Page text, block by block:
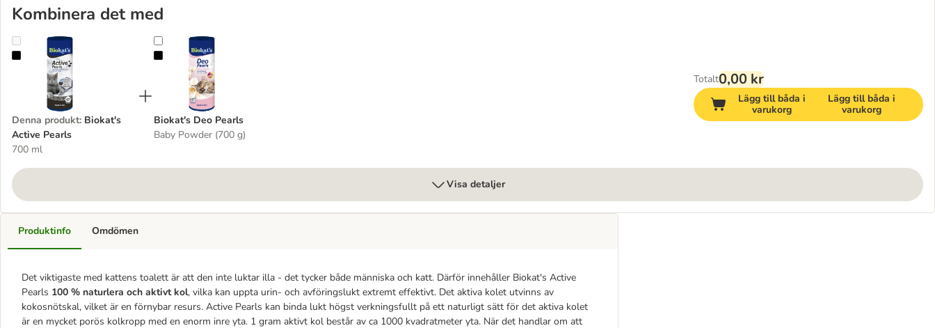
Kombinera det med
Biokat's Active Pearls
Denna produkt: Biokat's
Active Pearls
700 ml
Biokat's Deo Pearls
Biokat's Deo Pearls
Baby Powder (700 g)
Totalt0,00 kr
Lägg till båda i
varukorg
Lägg till båda i
varukorg
Visa detaljer
Produktinfo
Det viktigaste med kattens toalett är att den inte luktar illa - det tycker både människa och katt. Därför innehåller Biokat's Active
Pearls 100 % naturlera och aktivt kol, vilka kan uppta urin- och avföringslukt extremt effektivt. Det aktiva kolet utvinns av
kokosnötskal, vilket är en förnybar resurs. Active Pearls kan binda lukt högst verkningsfullt på ett naturligt sätt för det aktiva kolet
är en mycket porös kolkropp med en enorm inre yta. 1 gram aktivt kol består av ca 1000 kvadratmeter yta. När det handlar om att
Omdömen